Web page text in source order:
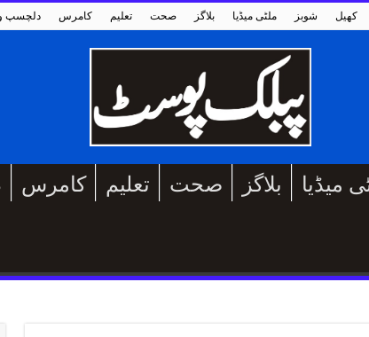
دلچسپ کامرس تعلیم صحت بلاگز ملٹی میڈیا شوبز کھیل
کامرس تعلیم صحت بلاگز میڈیا